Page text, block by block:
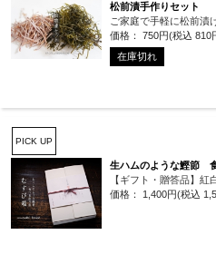
松前漬手作りセット
ご家庭で手軽に松前漬
価格： 750円(税込 810
在庫切れ
PICK UP
生ハムのような鰹節
【ギフト・贈答品】
価格： 1,400円(税込